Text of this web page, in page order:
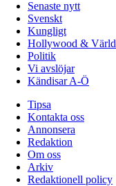
Senaste nytt
Svenskt
Kungligt
Hollywood &
Politik
Vi avslöjar
Kändisar A-Ö
Tipsa
Kontakta oss
Annonsera
Redaktion
Om oss
Arkiv
Redaktionell policy